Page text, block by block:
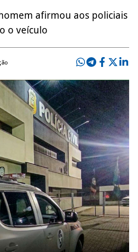
afirmou aos policiais
o veículo